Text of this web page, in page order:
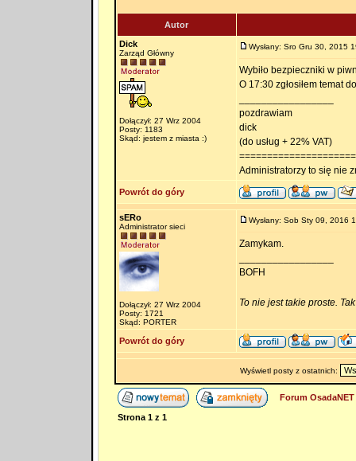
Autor
Dick
Zarząd Główny
Dołączył: 27 Wrz 2004
Posty: 1183
Skąd: jestem z miasta :)
Wysłany: Sro Gru 30, 2015
Wybiło bezpieczniki w
O 17:30 zgłosiłem temat
pozdrawiam
dick
(do usług + 22% VAT)
Administratorzy to się nie
Powrót do góry
sERo
Administrator sieci
Dołączył: 27 Wrz 2004
Posty: 1721
Skąd: PORTER
Wysłany: Sob Sty 09, 2016
Zamykam.
BOFH
To nie jest takie proste.
Powrót do góry
Wyświetl posty z ostatnich:
Forum
Strona 1z 1